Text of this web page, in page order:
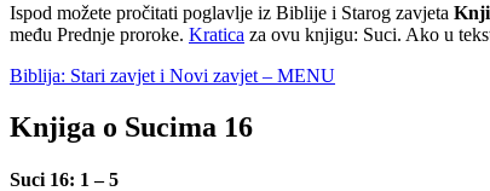
Ispod možete pročitati poglavlje iz Biblije i Starog zavjeta
među Prednje proroke. Kratica za ovu knjigu: Suci. Ako u
Biblija: Stari zavjet i Novi zavjet – MENU
Knjiga o Sucima 16
Suci 16: 1 – 5